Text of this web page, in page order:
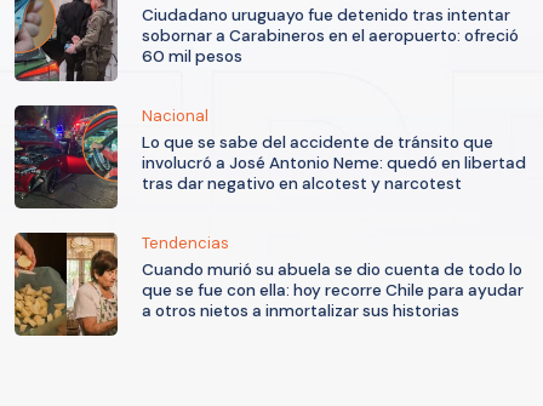
Ciudadano uruguayo fue detenido tras intentar
sobornar a Carabineros en el aeropuerto: ofreció
60 mil pesos
Nacional
Lo que se sabe del accidente de tránsito que
involucró a José Antonio Neme: quedó en libertad
tras dar negativo en alcotest y narcotest
Tendencias
Cuando murió su abuela se dio cuenta de todo lo
que se fue con ella: hoy recorre Chile para ayudar
a otros nietos a inmortalizar sus historias